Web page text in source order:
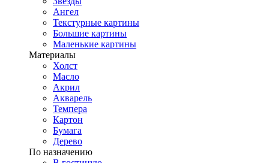
Ангел
Текстурные картины
Большие картины
Маленькие картины
Материалы
Холст
Масло
Акрил
Акварель
Темпера
Картон
Бумага
Дерево
По назначению